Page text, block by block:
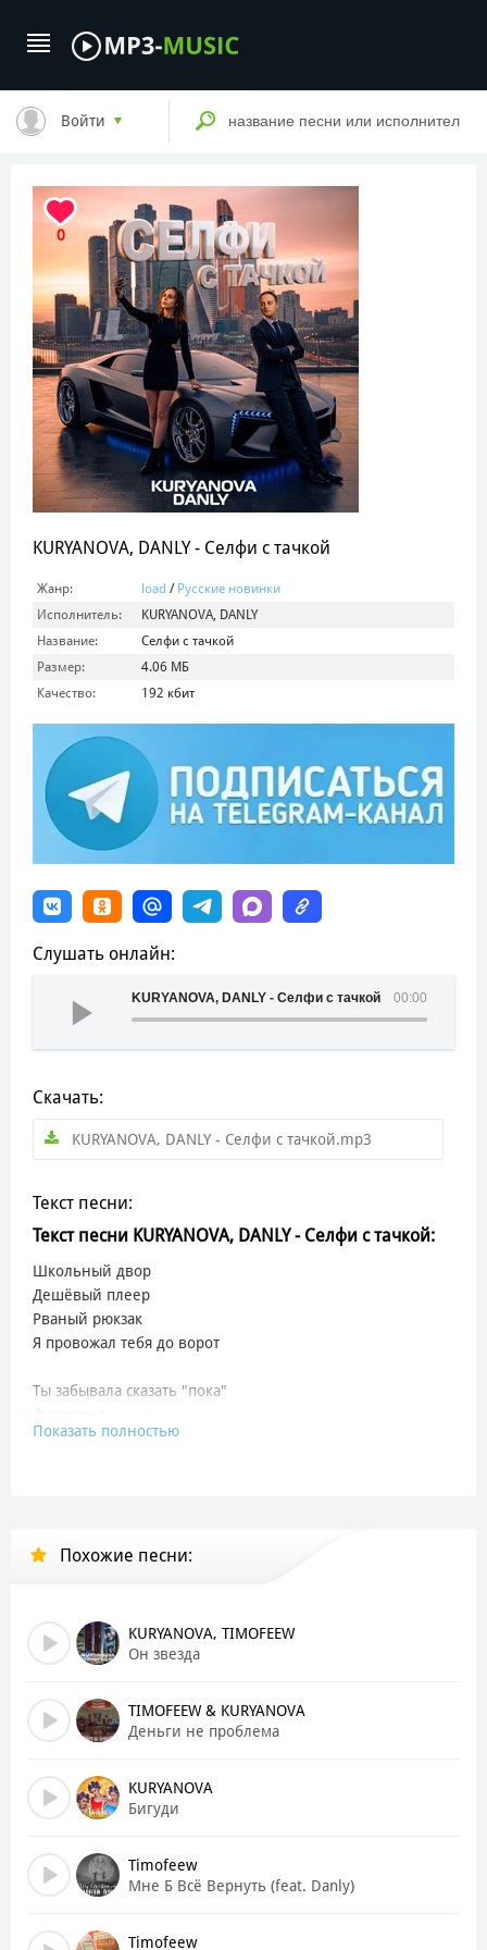
Войти
0
KURYANOVA, DANLY - Селфи с тачкой
Жанр: load / Русские новинки
Исполнитель:
KURYANOVA, DANLY
Название:
Селфи с тачкой
Размер:
4.06 МБ
Качество:
192 кбит
Слушать онлайн:
00:00
KURYANOVA, DANLY - Селфи с тачкой
Скачать:
KURYANOVA, DANLY - Селфи с тачкой.mp3
Текст песни:
Текст песни KURYANOVA, DANLY - Селфи с тачкой:
Школьный двор
Дешёвый плеер
Рваный рюкзак
Я провожал тебя до ворот
Ты забывала сказать "пока"
Полный зал и цветной дым
Что миром правит яркий блеск
Клубы, денег пачки
Типа я не тот, кто нужен тебе
Рядом с гербом на капоте, как с игрушкой
Школьная любовь оказалась случайной и скучной
Слезы по щекам
Стираю тушь под твоим подъездом
Прости, я просто стала взрослой
Ты же так хотел, но теперь не интересно
Помнишь, как ты смеялась
Показать полностью
Похожие песни:
KURYANOVA, TIMOFEEW
Он звезда
TIMOFEEW & KURYANOVA
Деньги не проблема
KURYANOVA
Бигуди
Timofeew
Мне Б Всё Вернуть (feat. Danly)
Timofeew